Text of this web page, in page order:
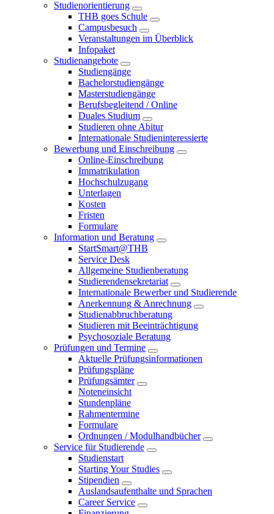
Studienorientierung
THB goes Schule
Campusbesuch
Veranstaltungen im Überblick
Infopaket
Studienangebote
Studiengänge
Bachelorstudiengänge
Masterstudiengänge
Berufsbegleitend / Online
Duales Studium
Studieren ohne Abitur
Internationale Studieninteressierte
Bewerbung und Einschreibung
Online-Einschreibung
Immatrikulation
Hochschulzugang
Unterlagen
Kosten
Fristen
Formulare
Information und Beratung
StartSmart@THB
Service Desk
Allgemeine Studienberatung
Studierendensekretariat
Internationale Bewerber und Studierende
Anerkennung & Anrechnung
Studienabbruchberatung
Studieren mit Beeinträchtigung
Psychosoziale Beratung
Prüfungen und Termine
Aktuelle Prüfungsinformationen
Prüfungspläne
Prüfungsämter
Noteneinsicht
Stundenpläne
Rahmentermine
Formulare
Ordnungen / Modulhandbücher
Service für Studierende
Studienstart
Starting Your Studies
Stipendien
Auslandsaufenthalte und Sprachen
Career Service